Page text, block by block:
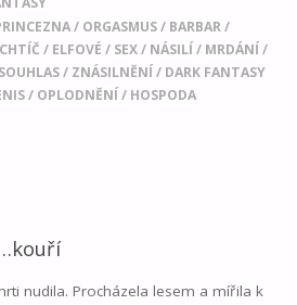
/ ORGASMUS/ BARBAR/
CHTÍČ / ELFOVÉ / SEX/ NÁSILÍ / MRDÁNÍ /
/ ZNÁSILNĚNÍ / DARK FANTASY
/ OPLODNĚNÍ / HOSPODA
nudila. Procházela lesem a mířila k